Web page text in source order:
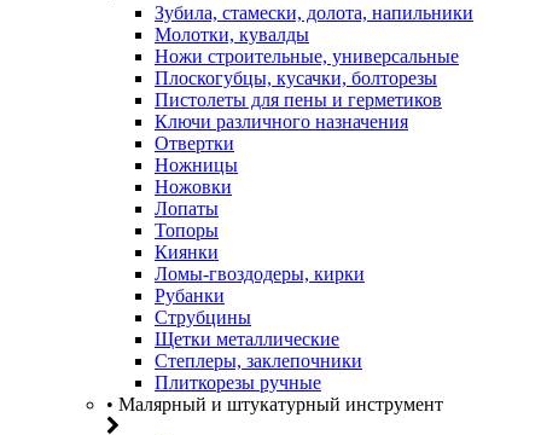
Зубила, стамески, долота, напильники
Молотки, кувалды
Ножи строительные, универсальные
Плоскогубцы, кусачки, болторезы
Пистолеты для пены и герметиков
Ключи различного назначения
Отвертки
Ножницы
Ножовки
Лопаты
Топоры
Киянки
Ломы-гвоздодеры, кирки
Рубанки
Струбцины
Щетки металлические
Степлеры, заклепочники
Плиткорезы ручные
• Малярный и штукатурный инструмент